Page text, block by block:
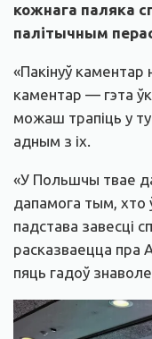
кожнага паляка
палітычным
«Пакінуў
каментар — гэта
можаш трапіць у
адным з іх.
«У Польшчы твае
дапамога тым, хто
падстава завесці
расказваецца пра
пяць гадоў